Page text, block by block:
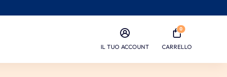
IL TUO ACCOUNT
0
CARRELLO